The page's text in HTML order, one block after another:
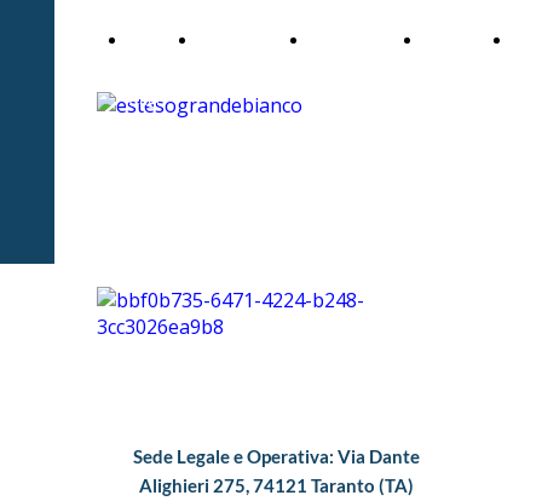
Page
Sede Legale e Operativa: Via Dante
Alighieri 275, 74121 Taranto (TA)